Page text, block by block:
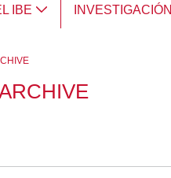
IBE INVESTIGACIÓN